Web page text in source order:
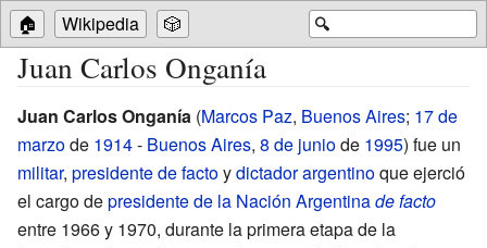
🔍
🏠 Wikipedia 🎲
Juan Carlos Onganía
Juan Carlos Onganía (Marcos Paz, Buenos Aires; 17 de
marzode 1914- Buenos Aires, 8 de juniode 1995) fue un
militar, presidente de factoydictadorargentinoque ejerció
el cargo depresidente de la Nación Argentinade facto
entre 1966 y 1970, durante la primera etapa de la